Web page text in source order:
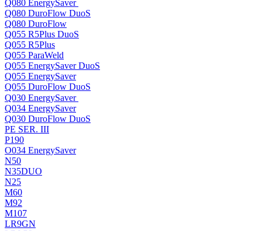
Q080 EnergySaver
Q080 DuroFlow DuoS
Q080 DuroFlow
Q055 R5Plus DuoS
Q055 R5Plus
Q055 ParaWeld
Q055 EnergySaver DuoS
Q055 EnergySaver
Q055 DuroFlow DuoS
Q030 EnergySaver
Q034 EnergySaver
Q030 DuroFlow DuoS
PE SER. III
P190
O034 EnergySaver
N50
N35DUO
N25
M60
M92
M107
LR9GN